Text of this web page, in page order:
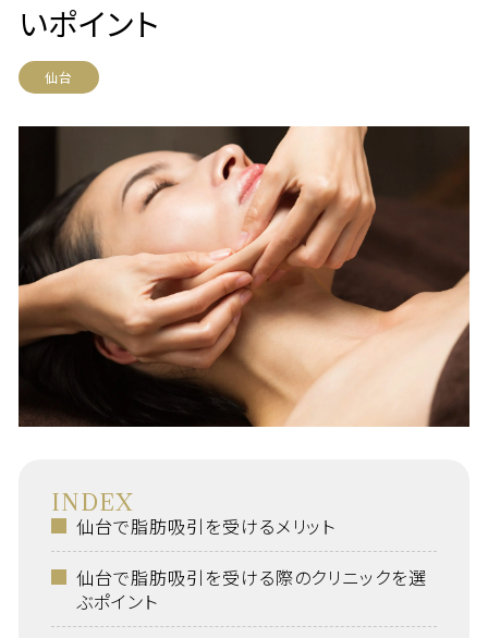
いポイント
仙台
INDEX
仙台で脂肪吸引を受けるメリット
仙台で脂肪吸引を受ける際のクリニックを選
ぶポイント